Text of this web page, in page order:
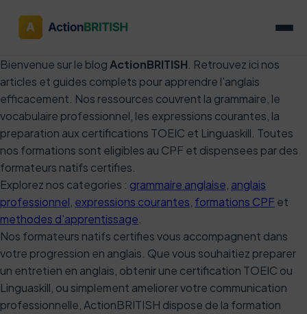
Bienvenue sur le blog ActionBRITISH . Retrouvez ici nos
articles et guides complets pour apprendre l'anglais
efficacement. Nos ressources couvrent la grammaire, le
vocabulaire professionnel, les expressions courantes, la
preparation aux certifications TOEIC et Linguaskill. Toutes
nos formations sont eligibles au CPF et dispensees par des
formateurs natifs certifies.
Explorez nos categories : grammaire anglaise anglais
professionnel expressions courantes formations CPF et
methodes d'apprentissage
Nos formateurs natifs certifies vous accompagnent dans
votre progression en anglais. Que vous souhaitiez preparer
un entretien en anglais, obtenir une certification TOEIC ou
Linguaskill, ou simplement ameliorer votre communication
professionnelle, ActionBRITISH dispose de la formation